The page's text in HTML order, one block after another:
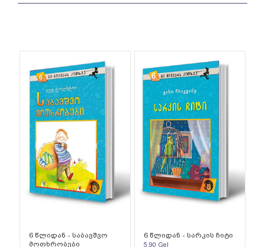
6 წლიდან - საბავშვო
მოთხრობები
6 წლიდან - სარკის ჩიტი
5,90 Gel